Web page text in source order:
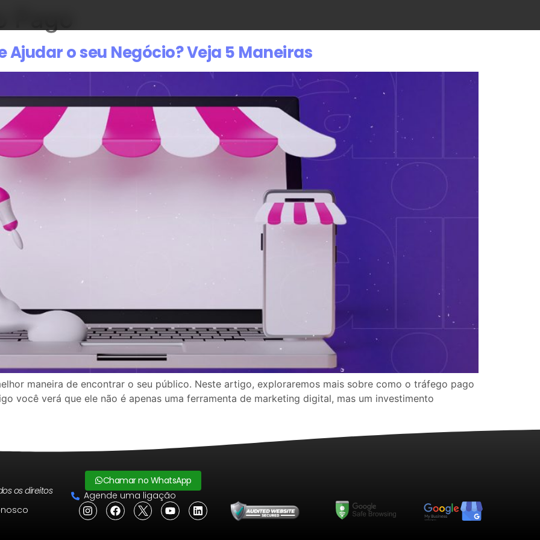
o seu Negócio? Veja 5 Maneiras
maneira de encontrar o seu público. Neste artigo, exploraremos mais sobre como o tráfego pago
você verá que ele não é apenas uma ferramenta de marketing digital, mas um investimento
os direitos
Chamar no WhatsApp
Agende uma ligação